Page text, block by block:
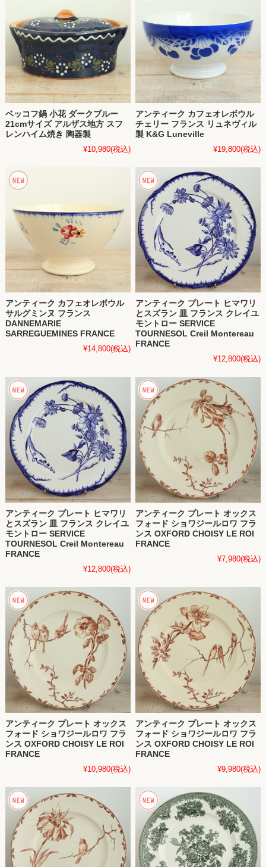
ベッコフ鍋 小花 ダークブルー
21cmサイズ アルザス地方 スフ
レンハイム焼き 陶器製
¥10,980(税込)
アンティーク カフェオレボウル
チェリー フランス リュネヴィル
製 K&G Luneville
¥19,800(税込)
アンティーク カフェオレボウル
サルグミンヌ フランス
DANNEMARIE
SARREGUEMINES FRANCE
¥14,800(税込)
アンティーク プレート ヒマワリ
とスズラン 皿 フランス クレイユ
モントロー SERVICE
TOURNESOL Creil Montereau
FRANCE
¥12,800(税込)
アンティーク プレート ヒマワリ
とスズラン 皿 フランス クレイユ
モントロー SERVICE
TOURNESOL Creil Montereau
FRANCE
¥12,800(税込)
アンティーク プレート オックス
フォード ショワジールロワ フラ
ンス OXFORD CHOISY LE ROI
FRANCE
¥7,980(税込)
アンティーク プレート オックス
フォード ショワジールロワ フラ
ンス OXFORD CHOISY LE ROI
FRANCE
¥10,980(税込)
アンティーク プレート オックス
フォード ショワジールロワ フラ
ンス OXFORD CHOISY LE ROI
FRANCE
¥9,980(税込)